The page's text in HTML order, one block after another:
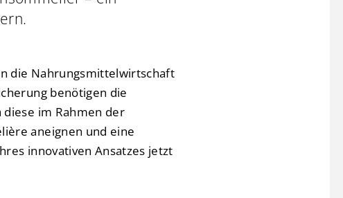
die Nahrungsmittelwirtschaft
benötigen die
im Rahmen der
aneignen und eine
innovativen Ansatzes jetzt